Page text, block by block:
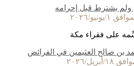
ولم يشترط قبل إحرامه
على فقراء مكة
بن صالح العثيمين في الفرائض